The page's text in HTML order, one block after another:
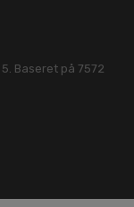
5. Baseret på 7572